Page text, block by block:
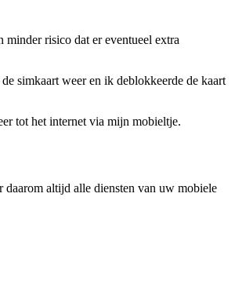
risico dat er eventueel extra
simkaart weer en ik deblokkeerde de kaart
tot het internet via mijn mobieltje.
daarom altijd alle diensten van uw mobiele